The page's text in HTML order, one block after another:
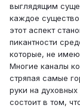
выглядящим
каждое существо
этот аспект
пикантности
которые, не
Многие каналы
стряпая самые
руки на
состоит в том,